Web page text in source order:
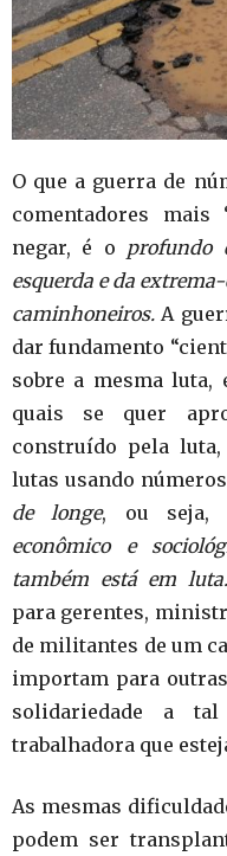
O que a guerra de
comentadores mais
negar, é o profundo
esquerda e da
caminhoneiros. A
dar fundamento
sobre a mesma luta,
quais se quer
construído pela
lutas usando
de longe, ou seja,
econômico e
também está em luta.
para gerentes,
de militantes de um
importam para
solidariedade a
trabalhadora que
As mesmas
podem ser